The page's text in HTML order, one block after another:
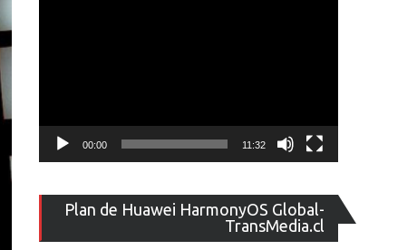
00:00 11:32
Plan de Huawei HarmonyOS Global-
TransMedia.cl
de
vídeo